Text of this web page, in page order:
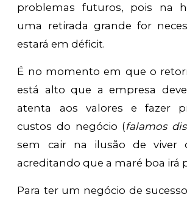
problemas futuros, pois na
uma retirada grande for
estará em déficit.
É no momento em que o
está alto que a empresa
atenta aos valores e fazer
custos do negócio (falamos
sem cair na ilusão de viver
acreditando que a maré boa irá
Para ter um negócio de